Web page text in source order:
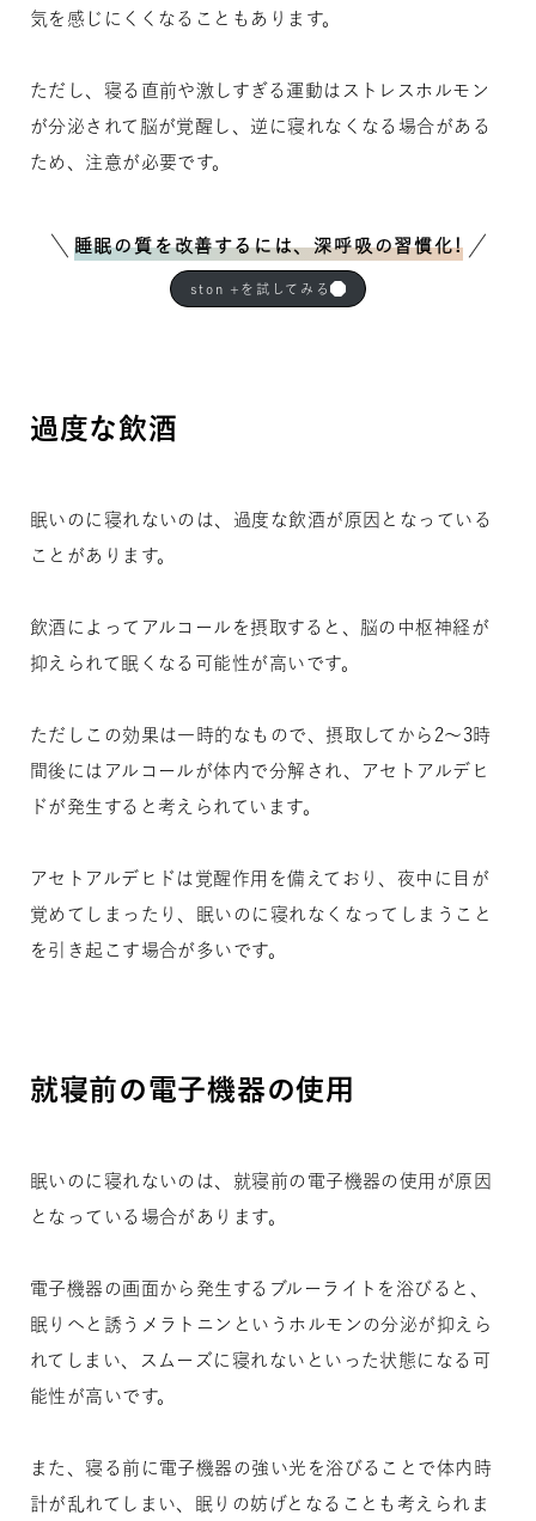
気を感じにくくなることもあります。
ただし、寝る直前や激しすぎる運動はストレスホルモン
が分泌されて脳が覚醒し、逆に寝れなくなる場合がある
ため、注意が必要です。
睡眠の質を改善するには、深呼吸の習慣化!
ston +を試してみる
過度な飲酒
眠いのに寝れないのは、過度な飲酒が原因となっている
ことがあります。
飲酒によってアルコールを摂取すると、脳の中枢神経が
抑えられて眠くなる可能性が高いです。
ただしこの効果は一時的なもので、摂取してから2～3時
間後にはアルコールが体内で分解され、アセトアルデヒ
ドが発生すると考えられています。
アセトアルデヒドは覚醒作用を備えており、夜中に目が
覚めてしまったり、眠いのに寝れなくなってしまうこと
を引き起こす場合が多いです。
就寝前の電子機器の使用
眠いのに寝れないのは、就寝前の電子機器の使用が原因
となっている場合があります。
電子機器の画面から発生するブルーライトを浴びると、
眠りへと誘うメラトニンというホルモンの分泌が抑えら
れてしまい、スムーズに寝れないといった状態になる可
能性が高いです。
また、寝る前に電子機器の強い光を浴びることで体内時
計が乱れてしまい、眠りの妨げとなることも考えられま